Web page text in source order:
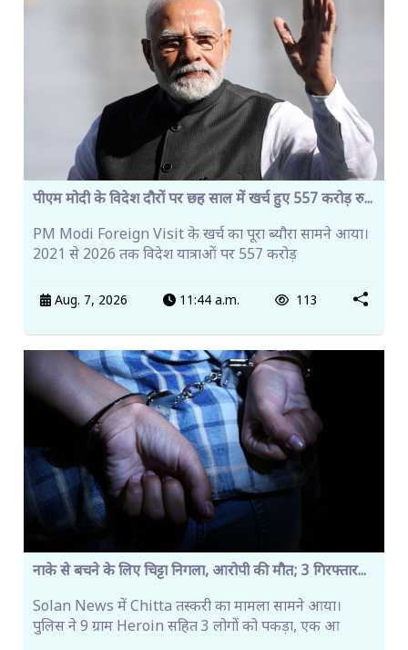
पीएम मोदी के विदेश दौरों पर छह साल में खर्च हुए 557 करोड़ रु...
PM Modi Foreign Visit के खर्च का पूरा ब्यौरा सामने आया।
2021 से 2026 तक विदेश यात्राओं पर 557 करोड़
Aug. 7, 2026 11:44 a.m. 113
नाके से बचने के लिए चिट्टा निगला, आरोपी की मौत; 3 गिरफ्तार...
Solan News में Chitta तस्करी का मामला सामने आया।
पुलिस ने 9 ग्राम Heroin सहित 3 लोगों को पकड़ा, एक आ